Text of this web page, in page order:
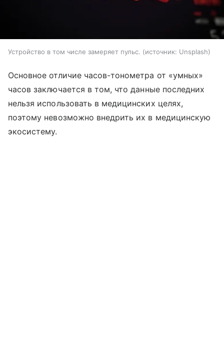
Устройство в том числе замеряет пульс. источник: Unsplash
Основное отличие часов-тонометра от «умных»
часов заключается в том, что данные последних
нельзя использовать в медицинских целях,
поэтому невозможно внедрить их в медицинскую
экосистему.